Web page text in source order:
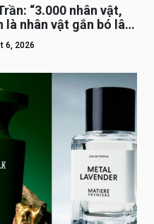
“3.000 nhân vật,
là nhân vật gắn bó lâu
6, 2026